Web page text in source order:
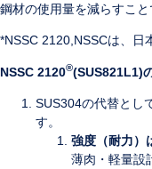
鋼材の使用量を減らすこと
*NSSC 2120,NSSCは、日
NSSC 2120®(SUS821L1)
SUS304の代替とし
す。
強度（耐力）
薄肉・軽量設